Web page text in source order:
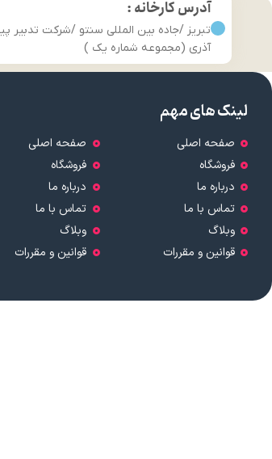
آدرس کارخانه :
تبریز /جاده بین المللی سنتو /شرکت تدبیر
آذری (مجموعه شماره یک )
لینک های مهم
صفحه اصلی
فروشگاه
درباره ما
تماس با ما
وبلاگ
قوانین و مقررات
صفحه اصلی
فروشگاه
درباره ما
تماس با ما
وبلاگ
قوانین و مقررات